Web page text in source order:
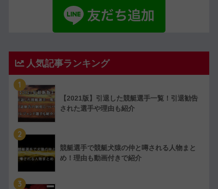
人気記事ランキング
1
【2021版】引退した競艇選手一覧！引退勧告
された選手や理由も紹介
2
競艇選手で競艇犬猿の仲と噂される人物まと
め！理由も動画付きで紹介
3